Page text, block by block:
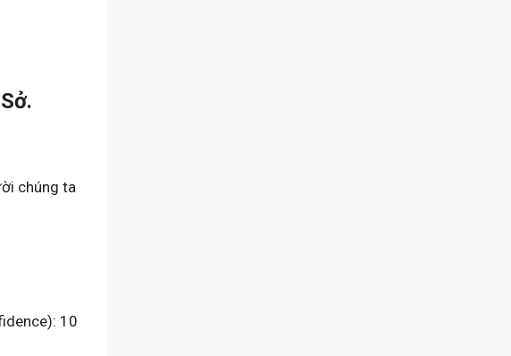
chúng ta
10